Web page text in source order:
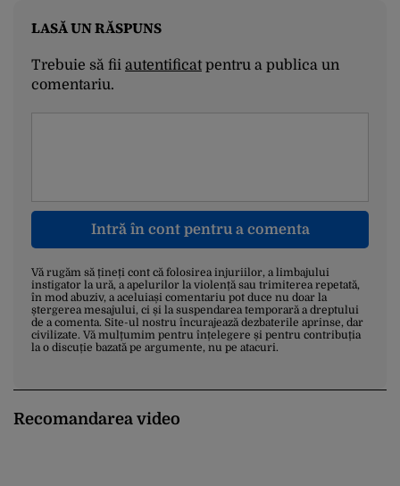
LASĂ UN RĂSPUNS
Trebuie să fii autentificatpentru a publica un
comentariu.
Intră în cont pentru a comenta
Vă rugăm să țineți cont că folosirea injuriilor, a limbajului
instigator la ură, a apelurilor la violență sau trimiterea repetată,
în mod abuziv, a aceluiași comentariu pot duce nu doar la
ștergerea mesajului, ci și la suspendarea temporară a dreptului
de a comenta. Site-ul nostru încurajează dezbaterile aprinse, dar
civilizate. Vă mulțumim pentru înțelegere și pentru contribuția
la o discuție bazată pe argumente, nu pe atacuri.
Recomandarea video